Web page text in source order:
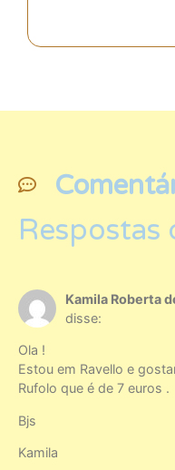
Respostas
Kamila Roberta
disse:
Ola !
Estou em Ravello e
Rufolo que é de 7 euros .
Bjs
Kamila